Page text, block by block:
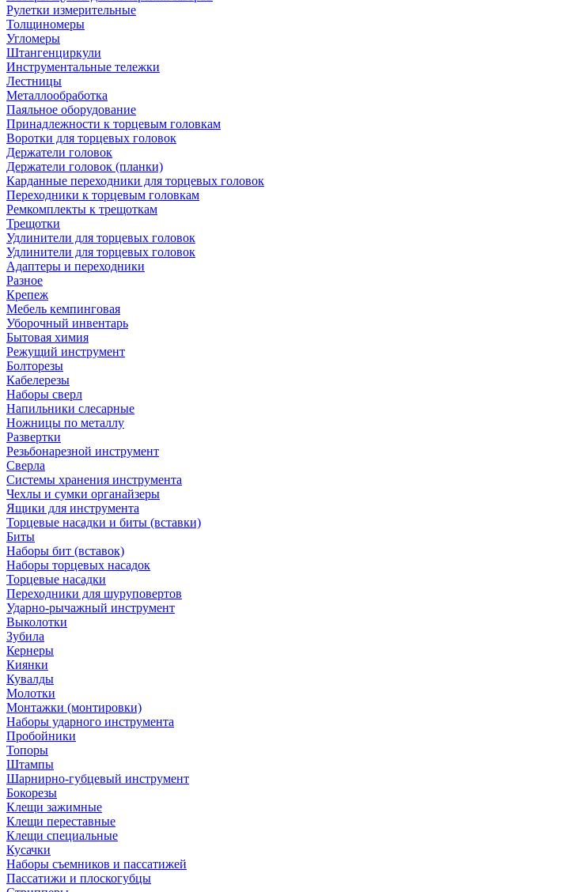
Рулетки измерительные
Толщиномеры
Угломеры
Штангенциркули
Инструментальные тележки
Лестницы
Металлообработка
Паяльное оборудование
Принадлежности к торцевым головкам
Воротки для торцевых головок
Держатели головок
Держатели головок (планки)
Карданные переходники для торцевых головок
Переходники к торцевым головкам
Ремкомплекты к трещоткам
Трещотки
Удлинители для торцевых головок
Удлинители для торцевых головок
Адаптеры и переходники
Разное
Крепеж
Мебель кемпинговая
Уборочный инвентарь
Бытовая химия
Режущий инструмент
Болторезы
Кабелерезы
Наборы сверл
Напильники слесарные
Ножницы по металлу
Развертки
Резьбонарезной инструмент
Сверла
Системы хранения инструмента
Чехлы и сумки органайзеры
Ящики для инструмента
Торцевые насадки и биты (вставки)
Биты
Наборы бит (вставок)
Наборы торцевых насадок
Торцевые насадки
Переходники для шуруповертов
Ударно-рычажный инструмент
Выколотки
Зубила
Кернеры
Киянки
Кувалды
Молотки
Монтажки (монтировки)
Наборы ударного инструмента
Пробойники
Топоры
Штампы
Шарнирно-губцевый инструмент
Бокорезы
Клещи зажимные
Клещи переставные
Клещи специальные
Кусачки
Наборы съемников и пассатижей
Пассатижи и плоскогубцы